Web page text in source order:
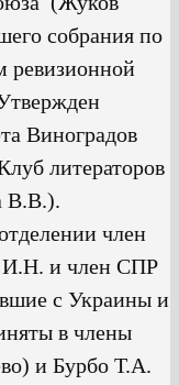
собрания по
ревизионной
Виноградов
литераторов
В.В.).
член
И.Н. и член СПР
с Украины и
в члены
и Бурбо Т.А.